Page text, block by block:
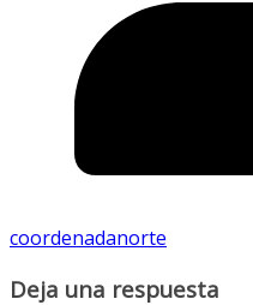
coordenadanorte
Deja una respuesta